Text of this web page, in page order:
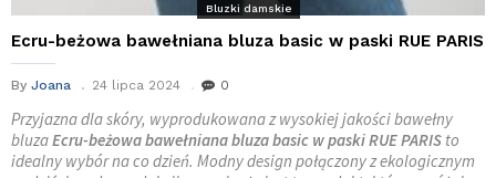
Bluzki damskie
Ecru-beżowa bawełniana bluza basic w paski RUE PARIS
By Joana 24 lipca 2024 0
Przyjazna dla skóry, wyprodukowana z wysokiej jakości bawełny
bluzaEcru-beżowa bawełniana bluza basic w paski RUE PARIS to
idealny wybór na co dzień. Modny design połączony z ekologicznym